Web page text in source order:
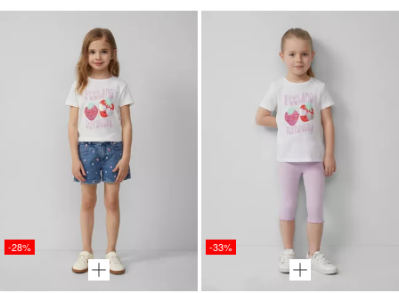
-28% -33%